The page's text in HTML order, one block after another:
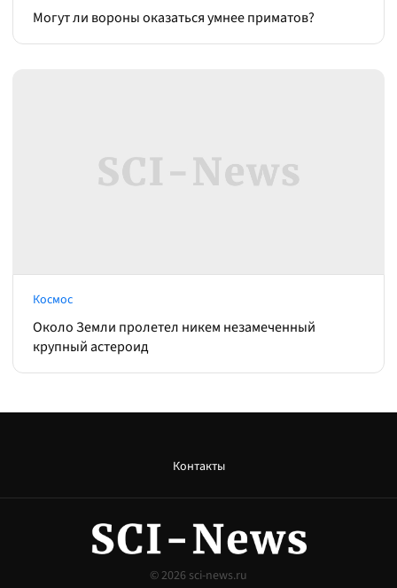
Могут ли вороны оказаться умнее приматов?
Космос
Около Земли пролетел никем незамеченный
крупный астероид
Контакты
© 2026 sci-news.ru